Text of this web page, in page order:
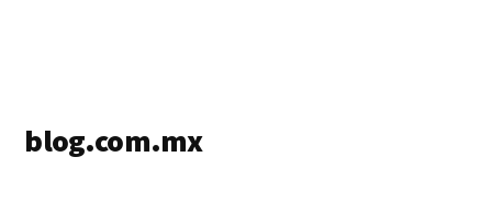
blog.com.mx